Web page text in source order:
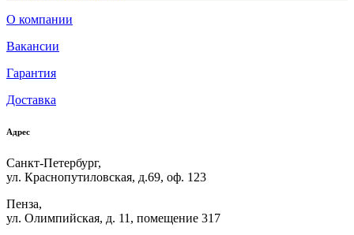
О компании
Вакансии
Гарантия
Доставка
Адрес
Санкт-Петербург,
ул. Краснопутиловская, д.69, оф. 123
Пенза,
ул. Олимпийская, д. 11, помещение 317